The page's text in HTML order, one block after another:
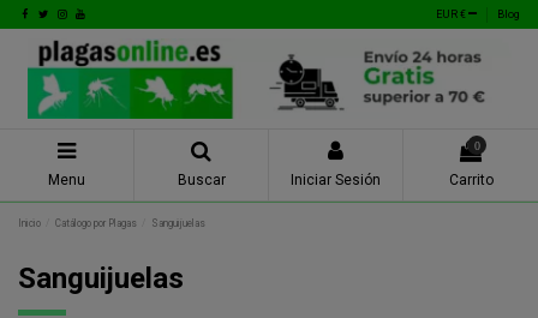
EUR € Blog
Menu Buscar Iniciar Sesión
0
Carrito
Inicio Catálogo por Plagas Sanguijuelas
Sanguijuelas